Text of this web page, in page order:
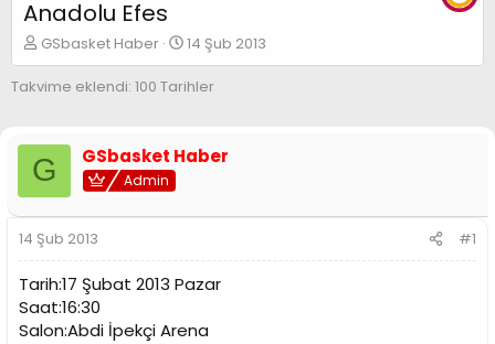
Anadolu Efes
K
o
n
u
B
a
ş
l
a
t
a
n
GSbasket Haber
B
a
ş
g
t
r
i
14 Şub 2013
Takvime eklendi: 100 Tarihler
G GSbasket Haber
Admin
14 Şub 2013 #1
Tarih:17 Şubat 2013 Pazar
Saat:16:30
Salon:Abdi İpekçi Arena